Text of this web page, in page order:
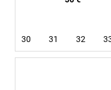
30 31 32